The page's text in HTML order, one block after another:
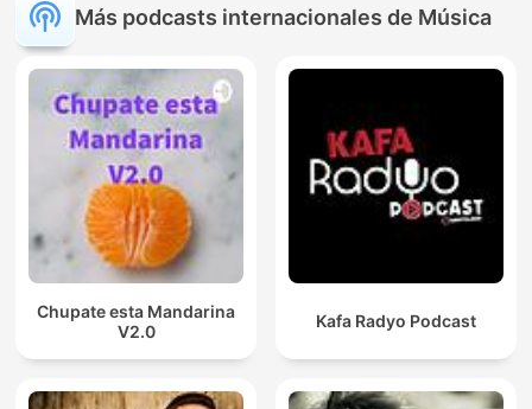
Más podcasts internacionales de Música
Chupate esta Mandarina
V2.0
Kafa Radyo Podcast